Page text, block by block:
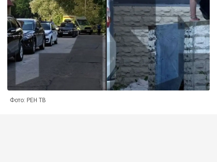
Фото: РЕН ТВ